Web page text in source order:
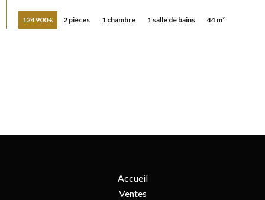
124 900 € 2 pièces 1 chambre 1 salle de bains 44 m²
Accueil
Ventes